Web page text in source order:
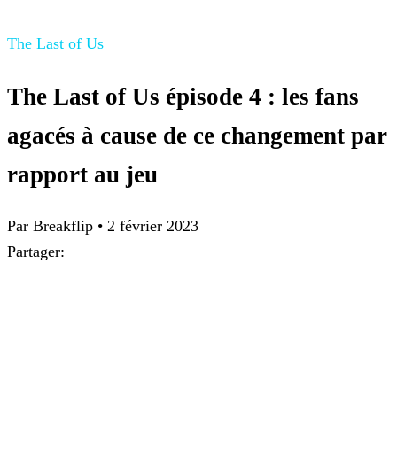
The Last of Us
The Last of Us épisode 4 : les fans
agacés à cause de ce changement par
rapport au jeu
Par Breakflip • 2 février 2023
Partager: